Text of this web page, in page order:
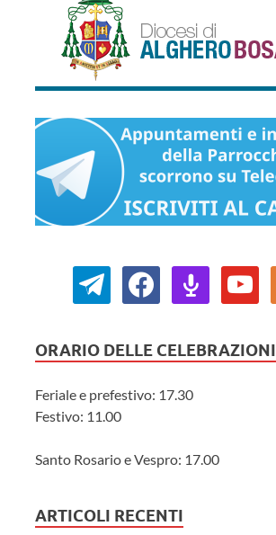
ORARIO DELLE CELEBRAZIONI
Feriale e prefestivo: 17.30
Festivo: 11.00
Santo Rosario e Vespro: 17.00
ARTICOLI RECENTI